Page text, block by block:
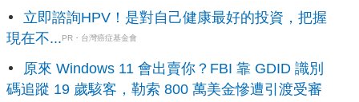
立即諮詢HPV！是對自己健康最好的投資，把握
現在不...PR・台灣癌症基金會
原來 Windows 11 會出賣你？FBI 靠 GDID 識別
碼追蹤 19 歲駭客，勒索 800 萬美金慘遭引渡受審